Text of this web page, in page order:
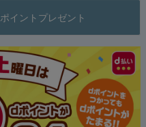
ポイントプレゼント